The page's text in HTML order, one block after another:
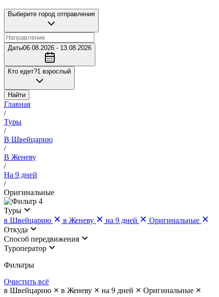
Выберите город отправления
Даты06.08.2026 - 13.08.2026
Кто едет?1 взрослый
Найти
Главная
/
Туры
/
В Швейцарию
/
В Женеву
/
На 9 дней
/
Оригинальные
4
Туры
в Швейцарию
в Женеву на 9 дней
Оригинальные
Откуда
Cпособ передвижения
Туроператор
Фильтры
Очистить всё
в Швейцарию
в Женеву на 9 дней
Оригинальные